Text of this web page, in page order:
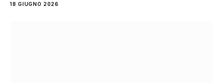
18 GIUGNO 2026